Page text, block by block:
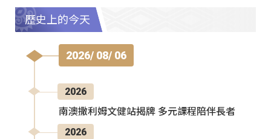
歷史上的今天
2026/ 08/ 06
2026
南澳撒利姆文健站揭牌 多元課程陪伴長者
2026